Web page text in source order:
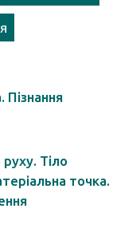
Пізнання
Тіло
точка.